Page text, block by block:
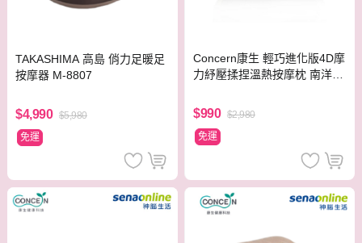
TAKASHIMA 高島 俏力足暖足
按摩器 M-8807
$4,990 $5,980
免運
Concern康生 輕巧進化版4D摩
力紓壓揉捏溫熱按摩枕 南洋棕
$990 $2,980
免運